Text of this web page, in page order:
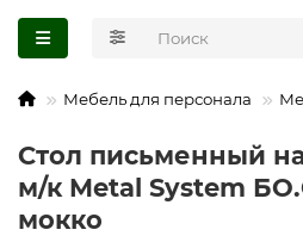
Мебель для персонала
Стол письменный
м/к Metal System
мокко